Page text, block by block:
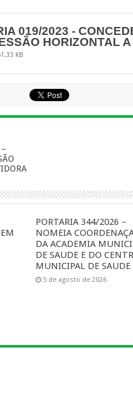
019/2023 -
HORIZONTAL
KB
PORTARIA 344/2026 –
NOMEIA
DA ACADEMIA
DE SAUDE E DO
MUNICIPAL DE SAUDE
5 de agosto de 2026